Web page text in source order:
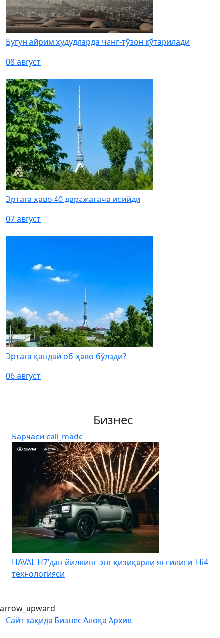
Бугун айрим ҳудудларда чанг-тўзон кўтарилади
08 август
Эртага ҳаво 40 даражагача исийди
07 август
Эртага қандай об-ҳаво бўлади?
06 август
Бизнес
Барчаси call_made
HAVAL H7’дан йилнинг энг қизиқарли янгилиги: Hi4
технологияси
arrow_upward
Сайт хақида Бизнес Алоқа Архив